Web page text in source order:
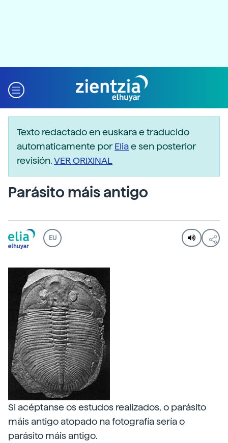
Texto redactado en euskara e traducido
automaticamente porEliae sen posterior
revisión.VER ORIXINAL
Parásito máis antigo
EU
Si acéptanse os estudos realizados, o parásito
máis antigo atopado na fotografía sería o
parásito máis antigo.